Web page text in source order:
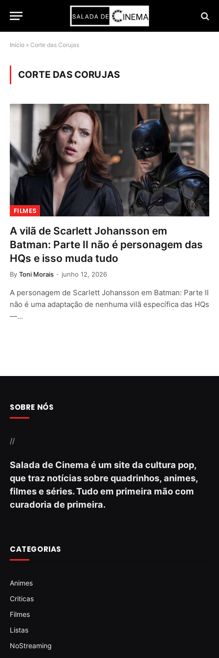
Início » Corte das Corujas
CORTE DAS CORUJAS
FILMES
A vilã de Scarlett Johansson em
Batman: Parte II não é personagem das
HQs e isso muda tudo
By Toni Morais junho 12, 2026
A personagem de Scarlett Johansson em Batman: Parte II
não é uma adaptação de nenhuma vilã específica das HQs
—…
SOBRE NÓS
//
Salada de Cinema é um site da cultura pop,
que traz notícias sobre quadrinhos, animes,
filmes e séries. Tudo em primeira mão com
curadoria de primeira.
CATEGORIAS
Animes
Criticas
Filmes
Listas
NoStreaming